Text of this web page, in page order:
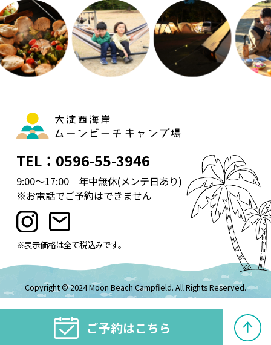
TEL：0596-55-3946
9:00～17:00 年中無休(メンテ日あり)
※お電話でご予約はできません
※表示価格は全て税込みです。
Copyright © 2024 Moon Beach Campfield. All Rights Reserved.
ご予約はこちら